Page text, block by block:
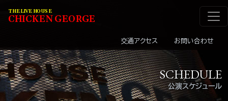
メインナビゲーショ
THE LIVE HOUSE
CHICKENGEORGE
交通アクセス お問い合わせ
公演スケジュール
SCHEDULE